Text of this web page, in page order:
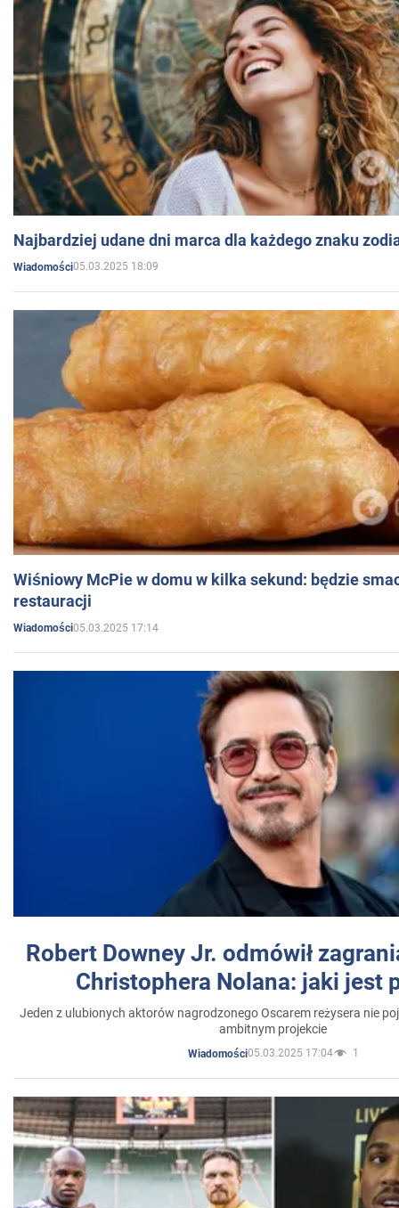
Najbardziej udane dni marca dla każdego znaku
Wiadomości05.03.2025 18:09
Wiśniowy McPie w domu w kilka sekund: będzie
restauracji
Wiadomości05.03.2025 17:14
Robert Downey Jr. odmówił
Christophera Nolana: jaki jest
Jeden z ulubionych aktorów nagrodzonego Oscarem reżysera nie
ambitnym projekcie
Wiadomości05.03.2025 17:04 1